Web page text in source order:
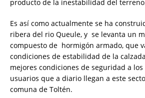
producto de la inestabilidad del
Es así como actualmente se ha
ribera del rio Queule, y se levanta un
compuesto de hormigón armado, que
condiciones de estabilidad de la
mejores condiciones de seguridad a
usuarios que a diario llegan a este
comuna de Toltén.